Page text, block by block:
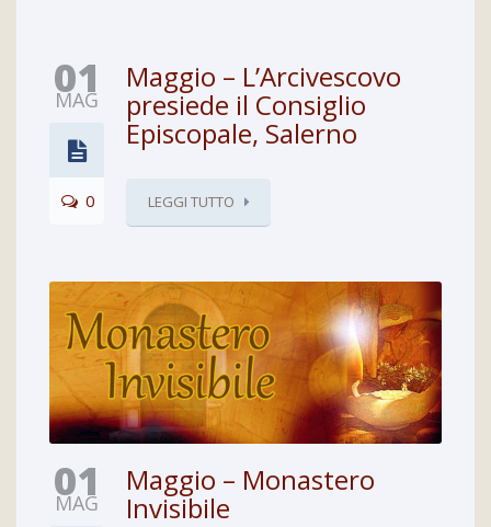
01
MAG
0
Maggio – L’Arcivescovo
presiede il Consiglio
Episcopale, Salerno
LEGGI TUTTO
01
MAG
Maggio – Monastero
Invisibile